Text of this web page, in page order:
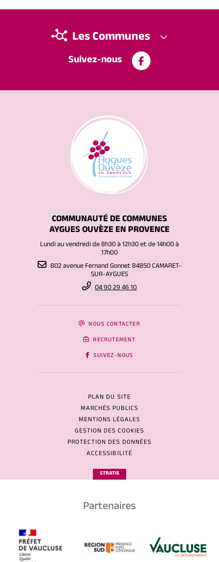
Suivez-nous
Les Communes
COMMUNAUTÉ DE COMMUNES
AYGUES OUVÈZE EN PROVENCE
Lundi au vendredi de 8h30 à 12h30 et de 14h00 à
17h00
802 avenue Fernand Gonnet 84850 CAMARET-
SUR-AYGUES
04 90 29 46 10
NOUS CONTACTER
RECRUTEMENT
SUIVEZ-NOUS
PLAN DU SITE
MARCHÉS PUBLICS
MENTIONS LÉGALES
GESTION DES COOKIES
PROTECTION DES DONNÉES
ACCESSIBILITÉ
STRATIS
Partenaires